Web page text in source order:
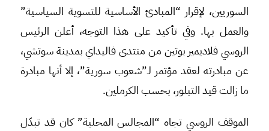
السوريين، لإقرار “المبادئ الأساسية للتسوية السياسية”
والعمل بها. وفي تأكيد على هذا التوجه، أعلن الرئيس
الروسي فلاديمير بوتين من منتدى فاليداي بمدينة سوتشي،
عن مبادرته لعقد مؤتمر لـ”شعوب سورية”، إلا أنها مبادرة
ما زالت قيد التبلور، بحسب الكرملين.
الموقف الروسي تجاه “المجالس المحلية” كان قد تبدّل